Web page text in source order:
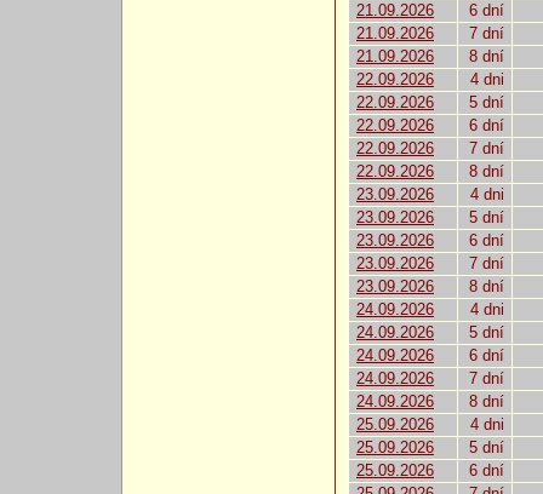
21.09.2026
6 dní
21.09.2026
7 dní
21.09.2026
8 dní
22.09.2026
4 dni
22.09.2026
5 dní
22.09.2026
6 dní
22.09.2026
7 dní
22.09.2026
8 dní
23.09.2026
4 dni
23.09.2026
5 dní
23.09.2026
6 dní
23.09.2026
7 dní
23.09.2026
8 dní
24.09.2026
4 dni
24.09.2026
5 dní
24.09.2026
6 dní
24.09.2026
7 dní
24.09.2026
8 dní
25.09.2026
4 dni
25.09.2026
5 dní
25.09.2026
6 dní